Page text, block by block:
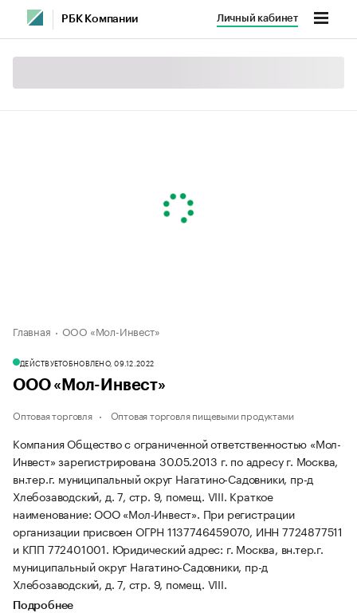
РБК Компании Личный кабинет
Главная ООО «Мол-Инвест»
ДЕЙСТВУЕТОБНОВЛЕНО, 09.12.2022
ООО «Мол-Инвест»
Оптовая торговля Оптовая торговля пищевыми продуктами
Компания Общество с ограниченной ответственностью «Мол-
Инвест» зарегистрирована 30.05.2013 г. по адресу г. Москва,
вн.тер.г. муниципальный округ Нагатино-Садовники, пр-д
Хлебозаводский, д. 7, стр. 9, помещ. VIII. Краткое
наименование: ООО «Мол-Инвест». При регистрации
организации присвоен ОГРН 1137746459070, ИНН 7724877511
и КПП 772401001. Юридический адрес: г. Москва, вн.тер.г.
муниципальный округ Нагатино-Садовники, пр-д
Хлебозаводский, д. 7, стр. 9, помещ. VIII.
Подробнее